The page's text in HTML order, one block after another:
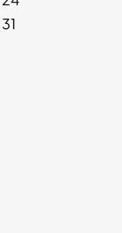
31